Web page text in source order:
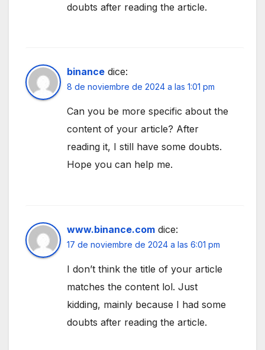
doubts after reading the article.
binance dice:
8 de noviembre de 2024 a las 1:01 pm
Can you be more specific about the
content of your article? After
reading it, I still have some doubts.
Hope you can help me.
www.binance.com dice:
17 de noviembre de 2024 a las 6:01 pm
I don’t think the title of your article
matches the content lol. Just
kidding, mainly because I had some
doubts after reading the article.